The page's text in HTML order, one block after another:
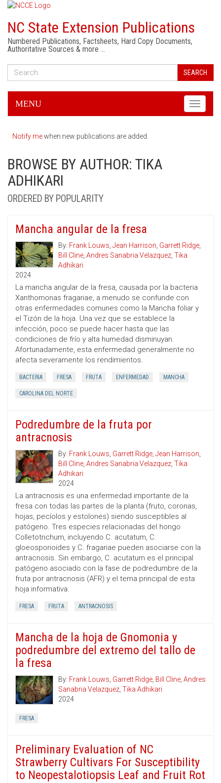
NC State Extension Publications
Numbered Publications, Factsheets, Hard Copy Documents,
Authoritative Sources & more …
SEARCH
Toggle
MENU
Notify mewhen new publications are added.
BROWSE BY AUTHOR: TIKA
ADHIKARI
ORDERED BY POPULARITY
Mancha angular de la fresa
By: Frank Louws, Jean Harrison, Garrett Ridge,
Bill Cline, Andres Sanabria Velazquez, Tika
Adhikari
2024
La mancha angular de la fresa, causada por la bacteria
Xanthomonas fragariae, a menudo se confunde con
otras enfermedades comunes como la Mancha foliar y
el Tizón de la hoja. Una vez que se establece la
infección, poco se puede hacer hasta que las
condiciones de frío y alta humedad disminuyan.
Afortunadamente, esta enfermedad generalmente no
afecta severamente los rendimientos.
BACTERIA FRESA FRUTA ENFERMEDAD MANCHA
CAROLINA DEL NORTE
Podredumbre de la fruta por
antracnosis
By: Frank Louws, Garrett Ridge, Jean Harrison,
Bill Cline, Andres Sanabria Velazquez, Tika
Adhikari
2024
La antracnosis es una enfermedad importante de la
fresa con todas las partes de la planta (fruto, coronas,
hojas, pecíolos y estolones) siendo susceptibles al
patógeno. Tres especies relacionadas del hongo
Colletotrichum, incluyendo C. acutatum, C.
gloeosporioides y C. fragariae pueden asociarse con la
antracnosis. Sin embargo, C. acutatum es el principal
patógeno asociado con la fase de podredumbre de la
fruta por antracnosis (AFR) y el tema principal de esta
hoja informativa.
FRESA FRUTA ANTRACNOSIS
Mancha de la hoja de Gnomonia y
podredumbre del extremo del tallo de
la fresa
By: Frank Louws, Garrett Ridge, Bill Cline, Andres
Sanabria Velazquez, Tika Adhikari
2024
FRESA
Preliminary Evaluation of NC
Strawberry Cultivars For Susceptibility
to Neopestalotiopsis Leaf and Fruit Rot